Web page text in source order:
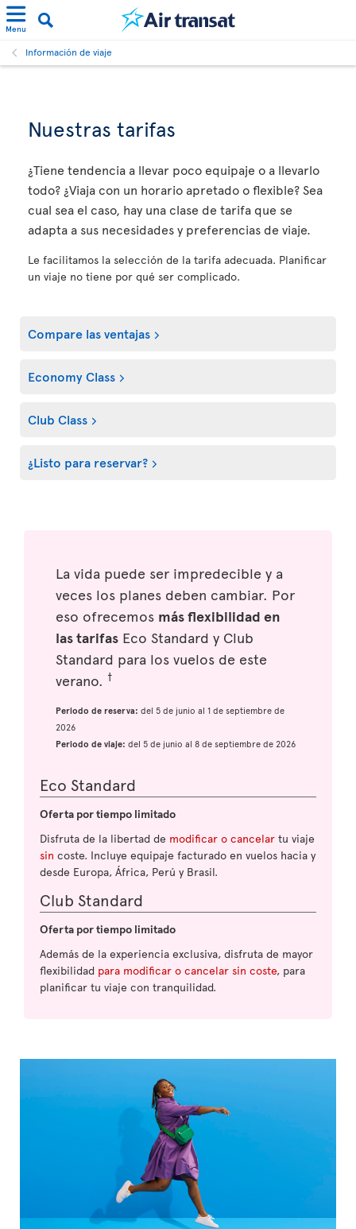
Menu
Información de viaje
Nuestras tarifas
¿Tiene tendencia a llevar poco equipaje o a llevarlo
todo? ¿Viaja con un horario apretado o flexible? Sea
cual sea el caso, hay una clase de tarifa que se
adapta a sus necesidades y preferencias de viaje.
Le facilitamos la selección de la tarifa adecuada. Planificar
un viaje no tiene por qué ser complicado.
Compare las ventajas
Economy Class
Club Class
¿Listo para reservar?
La vida puede ser impredecible y a
veces los planes deben cambiar. Por
eso ofrecemos más flexibilidad en
las tarifas Eco Standard y Club
Standard para los vuelos de este
verano. †
Periodo de reserva: del 5 de junio al 1 de septiembre de
2026
Periodo de viaje: del 5 de junio al 8 de septiembre de 2026
Eco Standard
Oferta por tiempo limitado
Disfruta de la libertad de modificar o cancelar tu viaje
sin coste. Incluye equipaje facturado en vuelos hacia y
desde Europa, África, Perú y Brasil.
Club Standard
Oferta por tiempo limitado
Además de la experiencia exclusiva, disfruta de mayor
flexibilidad para modificar o cancelar sin coste, para
planificar tu viaje con tranquilidad.